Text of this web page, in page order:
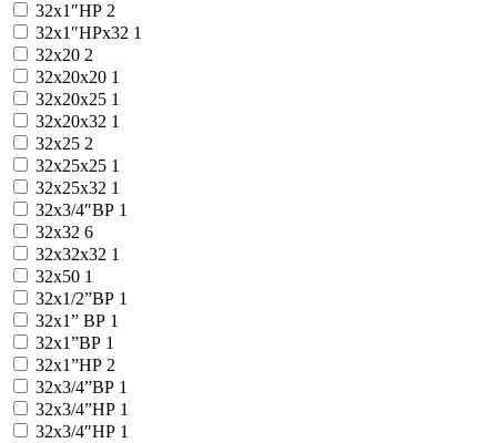
32x1″НР 2
32x1″НРx32 1
32x20 2
32x20x20 1
32x20x25 1
32x20x32 1
32x25 2
32x25x25 1
32x25x32 1
32x3/4″ВР 1
32x32 6
32x32x32 1
32x50 1
32х1/2”ВР 1
32х1” ВР 1
32х1”ВР 1
32х1”НР 2
32х3/4”ВР 1
32х3/4”НР 1
32х3/4″НР 1